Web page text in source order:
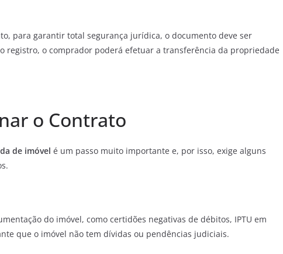
para garantir total segurança jurídica, o documento deve ser
registro, o comprador poderá efetuar a transferência da propriedade
o Contrato
de imóvel é um passo muito importante e, por isso, exige alguns
do imóvel, como certidões negativas de débitos, IPTU em
que o imóvel não tem dívidas ou pendências judiciais.